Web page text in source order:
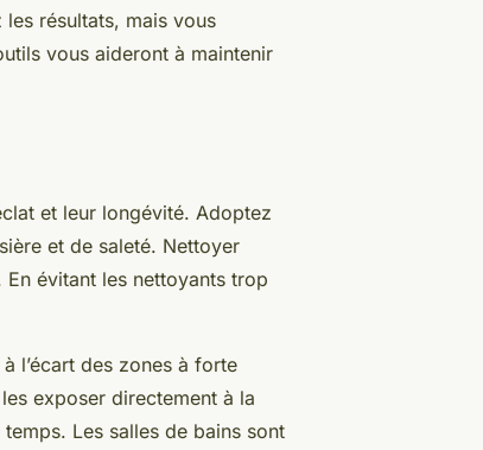
résultats, mais vous
vous aideront à maintenir
et leur longévité. Adoptez
et de saleté. Nettoyer
évitant les nettoyants trop
l’écart des zones à forte
exposer directement à la
Les salles de bains sont